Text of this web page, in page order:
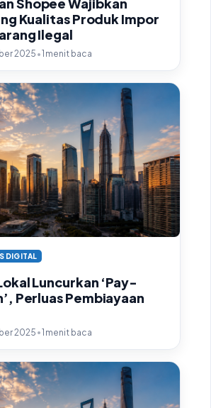
Shopee Wajibkan
Kualitas Produk Impor
Ilegal
2025•1 menit baca
DIGITAL
Luncurkan ‘Pay-
Perluas Pembiayaan
2025•1 menit baca